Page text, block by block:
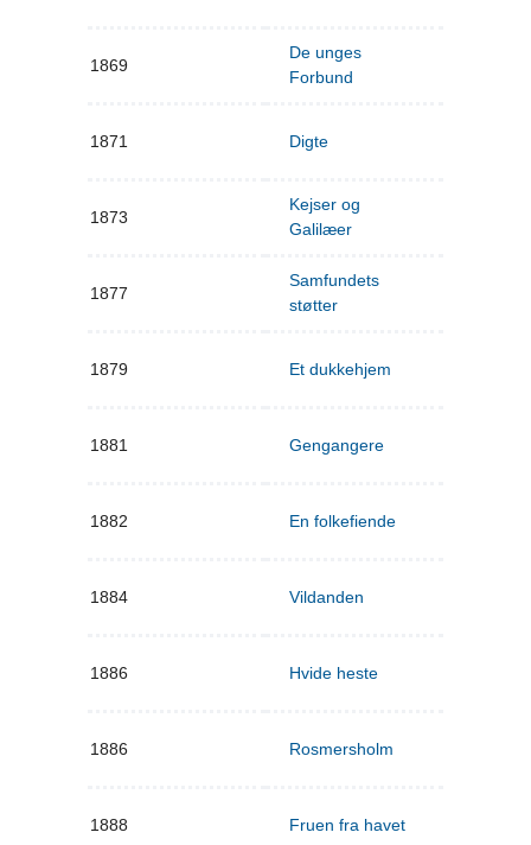
1869
De unges
Forbund
1871 Digte
1873
Kejser og
Galilæer
1877
Samfundets
støtter
1879 Et dukkehjem
1881 Gengangere
1882 En folkefiende
1884 Vildanden
1886 Hvide heste
1886 Rosmersholm
1888 Fruen fra havet